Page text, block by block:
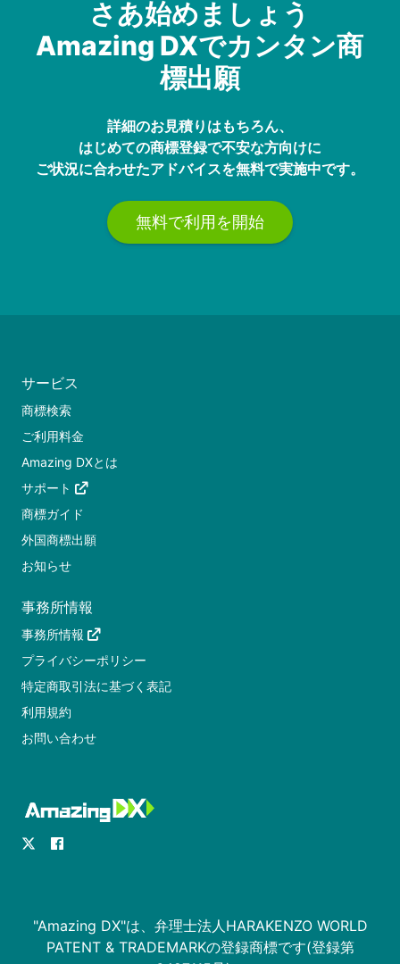
さあ始めましょう
Amazing DXでカンタン商
標出願
詳細のお見積りはもちろん、
はじめての商標登録で不安な方向けに
ご状況に合わせたアドバイスを無料で実施中です。
無料で利用を開始
サービス
商標検索
ご利用料金
Amazing DXとは
サポート
商標ガイド
外国商標出願
お知らせ
事務所情報
事務所情報
プライバシーポリシー
特定商取引法に基づく表記
利用規約
お問い合わせ
"Amazing DX"は、弁理士法人HARAKENZO WORLD
PATENT & TRADEMARKの登録商標です(登録第